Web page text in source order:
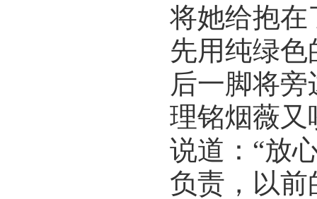
将她给抱在
先用纯绿
后一脚将
理铭烟薇又
说道：“放
负责，以